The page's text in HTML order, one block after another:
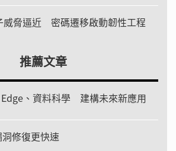
威脅逼近 密碼遷移啟動韌性工程
推薦文章
、資料科學 建構未來新應用
修復更快速